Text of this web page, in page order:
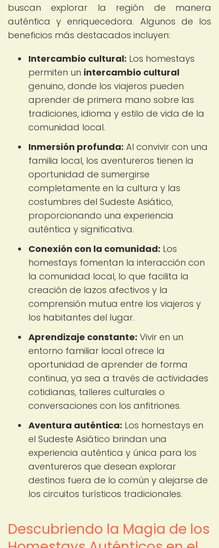
buscan explorar la región de manera
auténtica y enriquecedora. Algunos de los
beneficios más destacados incluyen:
Intercambio cultural: Los homestays
permiten un intercambio cultural
genuino, donde los viajeros pueden
aprender de primera mano sobre las
tradiciones, idioma y estilo de vida de la
comunidad local.
Inmersión profunda: Al convivir con una
familia local, los aventureros tienen la
oportunidad de sumergirse
completamente en la cultura y las
costumbres del Sudeste Asiático,
proporcionando una experiencia
auténtica y significativa.
Conexión con la comunidad: Los
homestays fomentan la interacción con
la comunidad local, lo que facilita la
creación de lazos afectivos y la
comprensión mutua entre los viajeros y
los habitantes del lugar.
Aprendizaje constante: Vivir en un
entorno familiar local ofrece la
oportunidad de aprender de forma
continua, ya sea a través de actividades
cotidianas, talleres culturales o
conversaciones con los anfitriones.
Aventura auténtica: Los homestays en
el Sudeste Asiático brindan una
experiencia auténtica y única para los
aventureros que desean explorar
destinos fuera de lo común y alejarse de
los circuitos turísticos tradicionales.
Descubriendo la Magia de los